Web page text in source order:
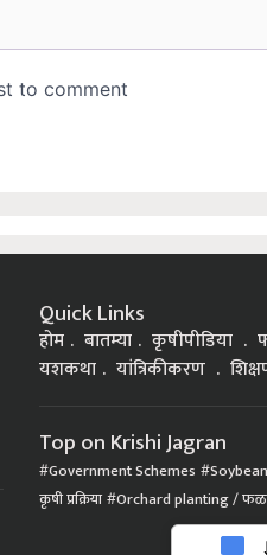
Quick Links
होम बातम्या कृषीपीडिया
यशकथा
यांत्रिकीकरण
Top on Krishi Jagran
Government Schemes
कृषी प्रक्रिया
Orchard planting /